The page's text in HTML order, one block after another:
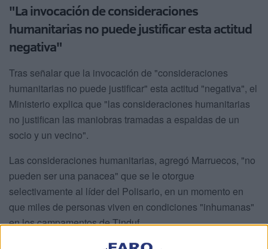
"La invocación de consideraciones
humanitarias no puede justificar esta actitud
negativa"
Tras señalar que la invocación de "consideraciones
humanitarias no puede justificar" esta actitud "negativa", el
Ministerio explica que "las consideraciones humanitarias
no justifican las maniobras tramadas a espaldas de un
socio y un vecino".
Las consideraciones humanitarias, agregó Marruecos, "no
pueden ser una panacea" que se le otorgue
selectivamente al líder del Polisario, en un momento en
que miles de personas viven en condiciones "inhumanas"
en los campamentos de Tinduf.